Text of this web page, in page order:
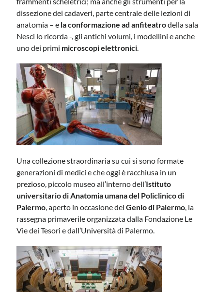
dissezione dei cadaveri, parte centrale delle lezioni di
anatomia – e la conformazione ad anfiteatrodella sala
Nesci lo ricorda -, gli antichi volumi, i modellini e anche
uno dei primi microscopi elettronici.
Una collezione straordinaria su cui si sono formate
generazioni di medici e che oggi è racchiusa in un
prezioso, piccolo museo all’interno dell’Istituto
universitario di Anatomia umana del Policlinico di
Palermo, aperto in occasione del Genio di Palermo, la
rassegna primaverile organizzata dalla Fondazione Le
Vie dei Tesori e dall’Università di Palermo.